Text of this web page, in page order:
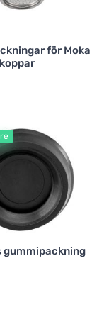
för Moka
gummipackning